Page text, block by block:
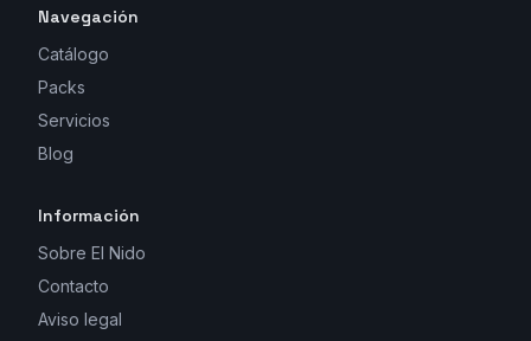
Navegación
Catálogo
Packs
Servicios
Blog
Información
Sobre El Nido
Contacto
Aviso legal